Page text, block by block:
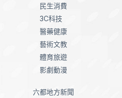
民生消費
3C科技
醫藥健康
藝術文教
體育旅遊
影劇動漫
六都地方新聞